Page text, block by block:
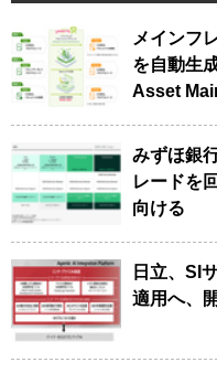
メインフ
を自動生
Asset
みずほ銀
レードを
向ける
日立、SI
適用へ、